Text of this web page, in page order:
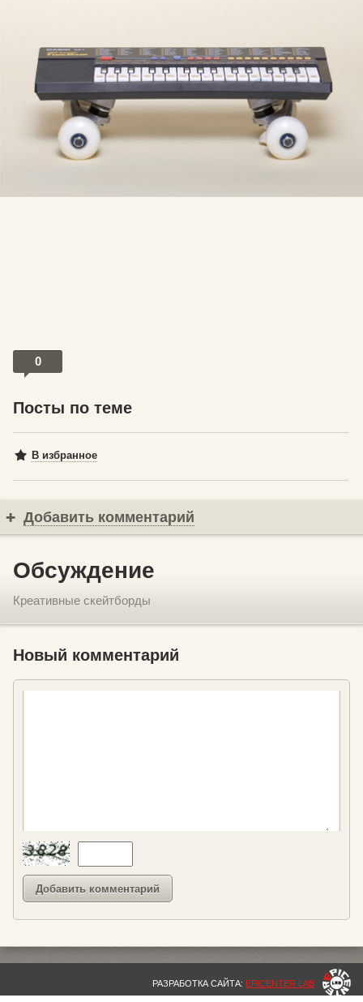
0
Посты по теме
В избранное
Добавить комментарий
Обсуждение
Креативные скейтборды
Новый комментарий
РАЗРАБОТКА САЙТА: EPICENTER LAB